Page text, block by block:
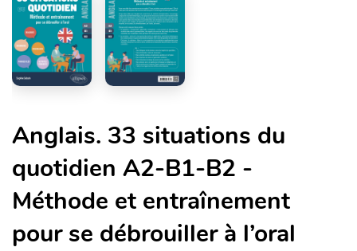
Anglais. 33 situations du
quotidien A2-B1-B2 -
Méthode et entraînement
pour se débrouiller à l’oral